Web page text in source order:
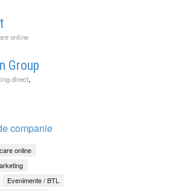
online
Group
direct,
companie
online
Evenimente / BTL